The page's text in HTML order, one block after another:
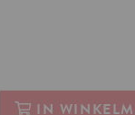
IN